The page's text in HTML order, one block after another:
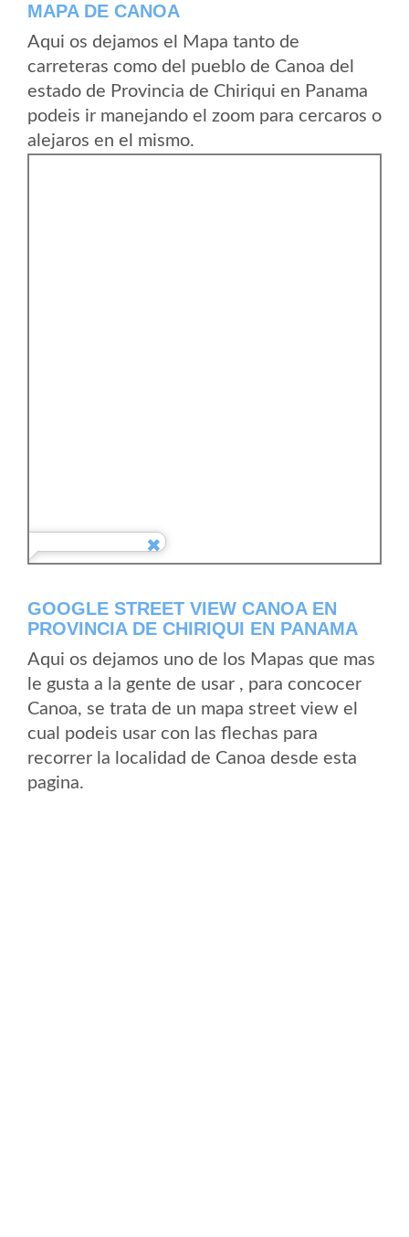
MAPA DE CANOA
Aqui os dejamos el Mapa tanto de
carreteras como del pueblo de Canoa del
estado de Provincia de Chiriqui en Panama
podeis ir manejando el zoom para cercaros o
alejaros en el mismo.
GOOGLE STREET VIEW CANOA EN
PROVINCIA DE CHIRIQUI EN PANAMA
Aqui os dejamos uno de los Mapas que mas
le gusta a la gente de usar , para concocer
Canoa, se trata de un mapa street view el
cual podeis usar con las flechas para
recorrer la localidad de Canoa desde esta
pagina.